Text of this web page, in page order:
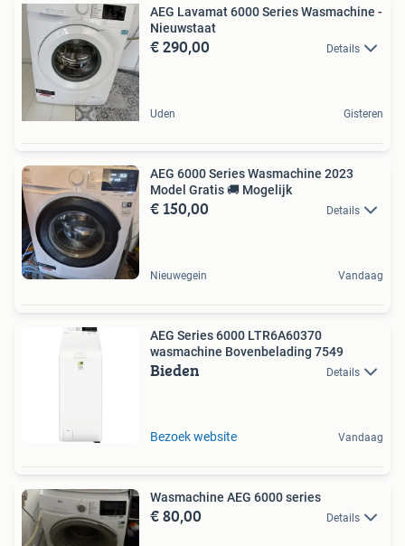
AEG Lavamat 6000 Series Wasmachine -
Nieuwstaat
€ 290,00 Details
Uden Gisteren
AEG 6000 Series Wasmachine 2023
Model Gratis 🚚 Mogelijk
€ 150,00 Details
Nieuwegein Vandaag
AEG Series 6000 LTR6A60370
wasmachine Bovenbelading 7549
Bieden Details
Bezoek website Vandaag
Wasmachine AEG 6000 series
€ 80,00 Details